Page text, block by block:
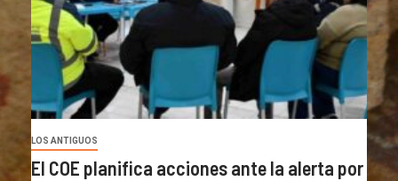
LOS ANTIGUOS
El COE planifica acciones ante la alerta por